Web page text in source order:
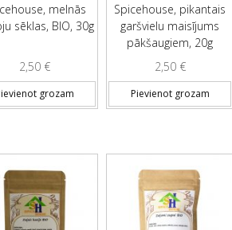
melnās
sēklas, BIO, 30g
2,50 €
grozam
Spicehouse, pikantais
garšvielu maisījums
pākšaugiem, 20g
2,50 €
Pievienot grozam